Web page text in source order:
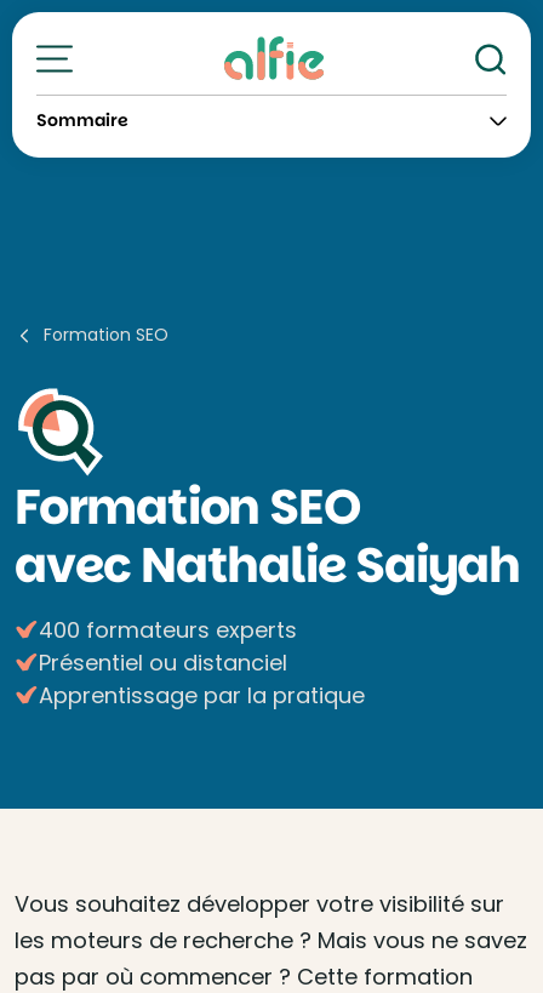
Toutes nos formations
Sommaire
Formation SEO
FormationSEO
avec Nathalie Saiyah
400 formateurs experts
Présentiel ou distanciel
Apprentissage par la pratique
Vous souhaitez développer votre visibilité sur
les moteurs de recherche ? Mais vous ne savez
pas par où commencer ? Cette formation